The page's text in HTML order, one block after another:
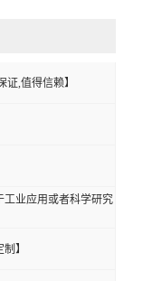
证,值得信赖】
工业应用或者科学研究
】